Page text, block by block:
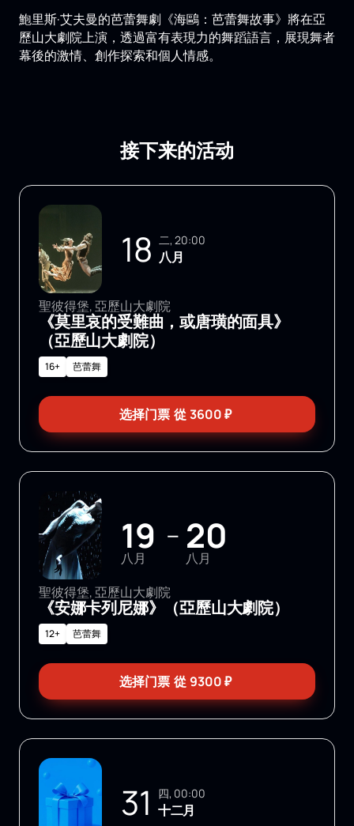
鮑里斯·艾夫曼的芭蕾舞劇《海鷗：芭蕾舞故事》將在亞
歷山大劇院上演，透過富有表現力的舞蹈語言，展現舞者
幕後的激情、創作探索和個人情感。
接下来的活动
18 二, 20:00
八月
聖彼得堡, 亞歷山大劇院
《莫里哀的受難曲，或唐璜的面具》
（亞歷山大劇院）
16+ 芭蕾舞
选择门票 從3600₽
19
八月
— 20
八月
聖彼得堡, 亞歷山大劇院
《安娜卡列尼娜》（亞歷山大劇院）
12+ 芭蕾舞
选择门票 從 9300₽
31 四, 00:00
十二月